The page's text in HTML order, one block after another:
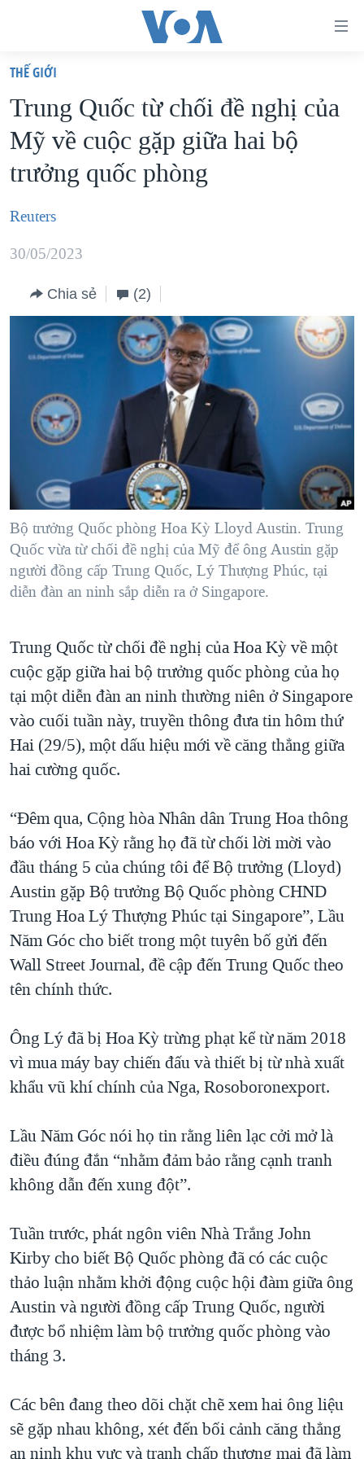
truy
cập
Tới
nội
chính
điều
hướng
chính
VIỆT NAM
HOA KỲ
BIỂN ĐÔNG
THẾ GIỚI
DIỄN ĐÀN
MỤC
TỰ DO BÁO CHÍ
VẠCH TRẦN TIN GIẢ
NGƯỜI VIỆT HẢI NGOẠI
ĐỜI SỐNG
KINH TẾ
SỨC KHOẺ
VĂN HOÁ
THỂ THAO
GIÁO DỤC
CHUYÊN ĐỀ
CHIẾN TRANH THƯƠNG MẠI CỦA MỸ: QUÁ KHỨ VÀ HIỆN
HÀNH TRÌNH BẦU CỬ 2024
MỘT NĂM CHIẾN TRANH TẠI DẢI GAZA
GIẢI MÃ VÀNH ĐAI & CON ĐƯỜNG
NGÀY TỊ NẠN THẾ GIỚI
GROUND ZERO – XƯA VÀ NAY
CHI PHÍ CHIẾN TRANH AFGHANISTAN
CÁC GIÁ TRỊ CỘNG HÒA Ở VIỆT NAM
TRỊNH VĨNH BÌNH VS. CHÍNH PHỦ VIỆT NAM
NGƯ DÂN VIỆT VÀ LÀN SÓNG TRỘM HẢI SÂM
BÊN KIA QUỐC LỘ: TIẾNG VỌNG TỪ NÔNG THÔN MỸ
QUAN HỆ VIỆT MỸ
HỌC TIẾNG ANH
NGHE
Ngôn ngữ khác
THẾ GIỚI
Trung Quốc từ chối đề nghị của
Mỹ về cuộc gặp giữa hai bộ
trưởng quốc phòng
Reuters
30/05/2023
Chia sẻ (2)
Bộ trưởng Quốc phòng Hoa Kỳ Lloyd Austin. Trung
Quốc vừa từ chối đề nghị của Mỹ để ông Austin gặp
người đồng cấp Trung Quốc, Lý Thượng Phúc, tại
diễn đàn an ninh sắp diễn ra ở Singapore.
Trung Quốc từ chối đề nghị của Hoa Kỳ về một
cuộc gặp giữa hai bộ trưởng quốc phòng của họ
tại một diễn đàn an ninh thường niên ở Singapore
vào cuối tuần này, truyền thông đưa tin hôm thứ
Hai (29/5), một dấu hiệu mới về căng thẳng giữa
hai cường quốc.
“Đêm qua, Cộng hòa Nhân dân Trung Hoa thông
báo với Hoa Kỳ rằng họ đã từ chối lời mời vào
đầu tháng 5 của chúng tôi để Bộ trưởng (Lloyd)
Austin gặp Bộ trưởng Bộ Quốc phòng CHND
Trung Hoa Lý Thượng Phúc tại Singapore”, Lầu
Năm Góc cho biết trong một tuyên bố gửi đến
Wall Street Journal, đề cập đến Trung Quốc theo
tên chính thức.
Ông Lý đã bị Hoa Kỳ trừng phạt kể từ năm 2018
vì mua máy bay chiến đấu và thiết bị từ nhà xuất
khẩu vũ khí chính của Nga, Rosoboronexport.
Lầu Năm Góc nói họ tin rằng liên lạc cởi mở là
điều đúng đắn “nhằm đảm bảo rằng cạnh tranh
không dẫn đến xung đột”.
Tuần trước, phát ngôn viên Nhà Trắng John
Kirby cho biết Bộ Quốc phòng đã có các cuộc
thảo luận nhằm khởi động cuộc hội đàm giữa ông
Austin và người đồng cấp Trung Quốc, người
được bổ nhiệm làm bộ trưởng quốc phòng vào
tháng 3.
Các bên đang theo dõi chặt chẽ xem hai ông liệu
sẽ gặp nhau không, xét đến bối cảnh căng thẳng
an ninh khu vực và tranh chấp thương mại đã làm